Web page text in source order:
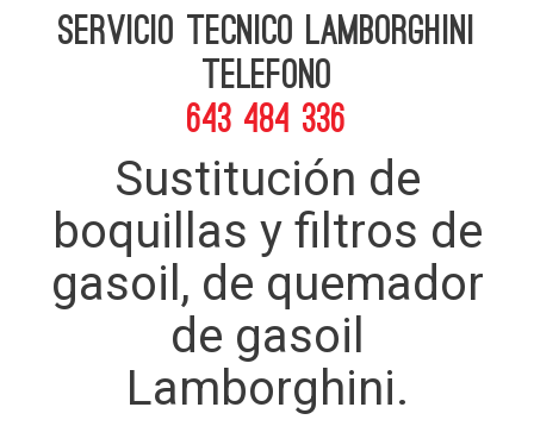
Servicio Tecnico Lamborghini
telefono
643 484 336
Sustitución de
boquillas y filtros de
gasoil, de quemador
de gasoil
Lamborghini.